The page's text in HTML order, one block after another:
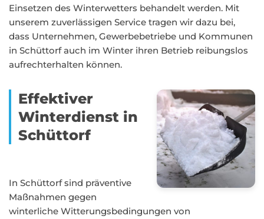
Einsetzen des Winterwetters behandelt werden. Mit
unserem zuverlässigen Service tragen wir dazu bei,
dass Unternehmen, Gewerbebetriebe und Kommunen
in Schüttorf auch im Winter ihren Betrieb reibungslos
aufrechterhalten können.
Effektiver
Winterdienst in
Schüttorf
In Schüttorf sind präventive
Maßnahmen gegen
winterliche Witterungsbedingungen von